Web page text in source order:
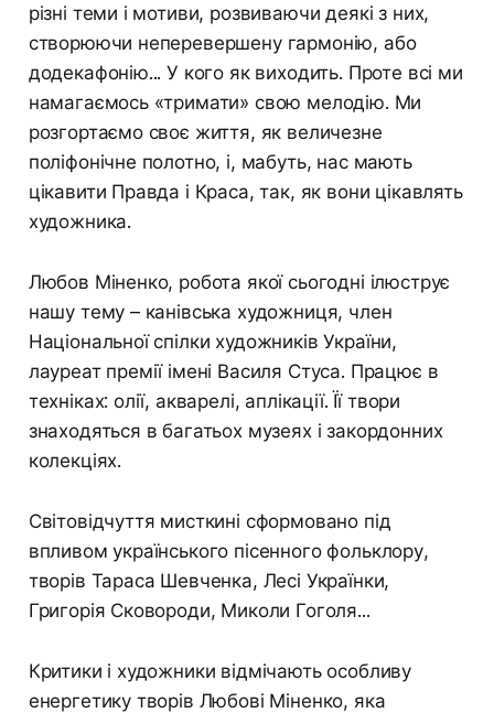
різні теми і мотиви, розвиваючи деякі з них,
створюючи неперевершену гармонію, або
додекафонію... У кого як виходить. Проте всі ми
намагаємось «тримати» свою мелодію. Ми
розгортаємо своє життя, як величезне
поліфонічне полотно, і, мабуть, нас мають
цікавити Правда і Краса, так, як вони цікавлять
художника.
Любов Міненко, робота якої сьогодні ілюструє
нашу тему – канівська художниця, член
Національної спілки художників України,
лауреат премії імені Василя Стуса. Працює в
техніках: олії, акварелі, аплікації. Її твори
знаходяться в багатьох музеях і закордонних
колекціях.
Світовідчуття мисткині сформовано під
впливом українського пісенного фольклору,
творів Тараса Шевченка, Лесі Українки,
Григорія Сковороди, Миколи Гоголя...
Критики і художники відмічають особливу
енергетику творів Любові Міненко, яка